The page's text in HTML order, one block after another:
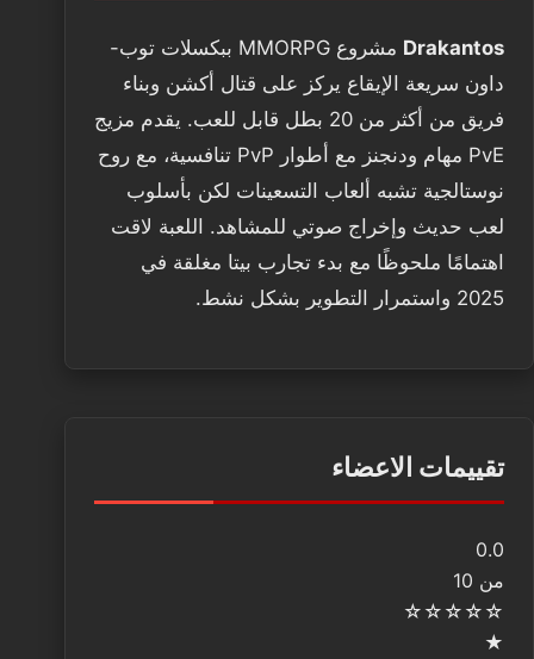
Drakantos
مشروع MMORPG ببكسلات توب-
داون سريعة الإيقاع يركز على قتال أكشن وبناء
فريق من أكثر من 20 بطل قابل للعب. يقدم مزيج
PvE مهام ودنجنز مع أطوار PvP تنافسية، مع روح
نوستالجية تشبه ألعاب التسعينات لكن بأسلوب
لعب حديث وإخراج صوتي للمشاهد. اللعبة لاقت
اهتمامًا ملحوظًا مع بدء تجارب بيتا مغلقة في
2025 واستمرار التطوير بشكل نشط.
تقييمات الاعضاء
0.0
من 10
☆
☆
☆
☆
☆
★